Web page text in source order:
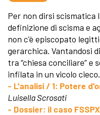
Per non dirsi scismatica
definizione di scisma e
non c'è episcopato
gerarchica. Vantandosi
tra “chiesa conciliare” e
infilata in un vicolo cieco.
- L'analisi / 1: Potere
Luisella Scrosati
- Dossier: il caso FSSPX